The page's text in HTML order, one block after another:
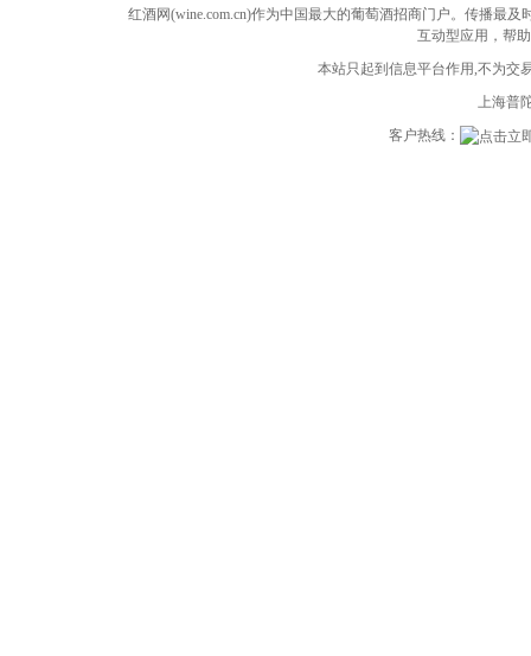
红酒网(wine.com.cn)作为中国最大的葡萄酒招商门户。传播最
互动型应用，帮
本站只起到信息平台作用,不为交
上海普
客户热线：